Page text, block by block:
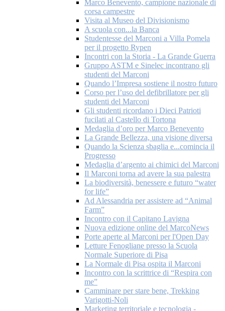
Marco Benevento, campione nazionale di
corsa campestre
Visita al Museo del Divisionismo
A scuola con...la Banca
Studentesse del Marconi a Villa Pomela
per il progetto Rypen
Incontri con la Storia - La Grande Guerra
Gruppo ASTM e Sinelec incontrano gli
studenti del Marconi
Quando l’Impresa sostiene il nostro futuro
Corso per l’uso del defibrillatore per gli
studenti del Marconi
Gli studenti ricordano i Dieci Patrioti
fucilati al Castello di Tortona
Medaglia d’oro per Marco Benevento
La Grande Bellezza, una visione diversa
Quando la Scienza sbaglia e...comincia il
Progresso
Medaglia d’argento ai chimici del Marconi
Il Marconi torna ad avere la sua palestra
La biodiversità, benessere e futuro “water
for life”
Ad Alessandria per assistere ad “Animal
Farm”
Incontro con il Capitano Lavigna
Nuova edizione online del MarcoNews
Porte aperte al Marconi per l'Open Day
Letture Fenogliane presso la Scuola
Normale Superiore di Pisa
La Normale di Pisa ospita il Marconi
Incontro con la scrittrice di “Respira con
me”
Camminare per stare bene, Trekking
Varigotti-Noli
Marketing territoriale e tecnologia -